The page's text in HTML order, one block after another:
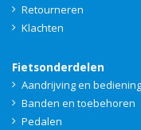
Retourneren
Klachten
Fietsonderdelen
Aandrijving en bediening
Banden en toebehoren
Pedalen